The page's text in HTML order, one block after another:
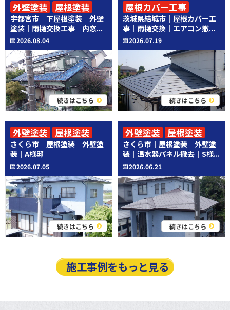
宇都宮市｜下屋根塗装｜外壁
塗装｜雨樋交換工事｜内窓...
2026.08.04
続きはこちら
外壁塗装
屋根塗装
その他工事
茨城県結城市｜屋根カバー工
事｜雨樋交換｜エアコン撤...
2026.07.19
続きはこちら
屋根カバー工事
その他工事
さくら市｜屋根塗装｜外壁塗
装｜A様邸
2026.07.05
続きはこちら
外壁塗装 屋根塗装
さくら市｜屋根塗装｜外壁塗
装｜温水器パネル撤去｜S様...
2026.06.21
続きはこちら
外壁塗装
屋根塗装
その他工事
施工事例をもっと見る